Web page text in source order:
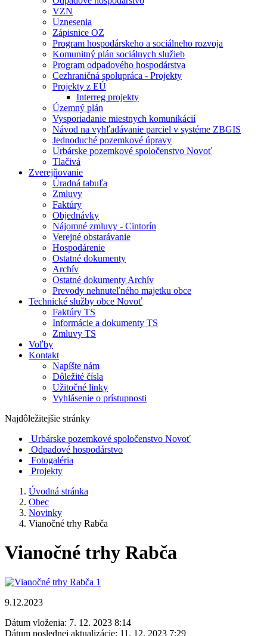
VZN
Uznesenia
Zápisnice OZ
Program hospodárskeho a sociálneho rozvoja
Komunitný plán sociálnych služieb
Program odpadového hospodárstva
Cezhraničná spolupráca - Projekty
Projekty z EÚ
Interreg projekty
Územný plán
Vysporiadanie miestnych komunikácií
Návod na vyhľadávanie parciel v systéme ZBGIS
Jednoduché pozemkové úpravy
Urbárske pozemkové spoločenstvo Novoť
Tlačivá
Zverejňovanie
Úradná tabuľa
Zmluvy
Faktúry
Objednávky
Nájomné zmluvy - Cintorín
Verejné obstarávanie
Hospodárenie
Ostatné dokumenty
Archív
Ostatné dokumenty Archív
Prevody nehnuteľného majetku obce
Technické služby obce Novoť
Faktúry TS
Informácie a dokumenty TS
Zmluvy TS
Voľby
Kontakt
Napíšte nám
Dôležité čísla
Užitočné linky
Vyhlásenie o prístupnosti
Najdôležitejšie stránky
Urbárske pozemkové spoločenstvo Novoť
Odpadové hospodárstvo
Fotogaléria
Projekty
Úvodná stránka
Obec
Novinky
Vianočné trhy Rabča
Vianočné trhy Rabča
9.12.2023
Dátum vloženia: 7. 12. 2023 8:14
Dátum poslednej aktualizácie: 11. 12. 2023 7:29